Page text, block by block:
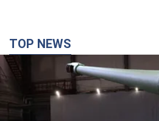
TOP NEWS